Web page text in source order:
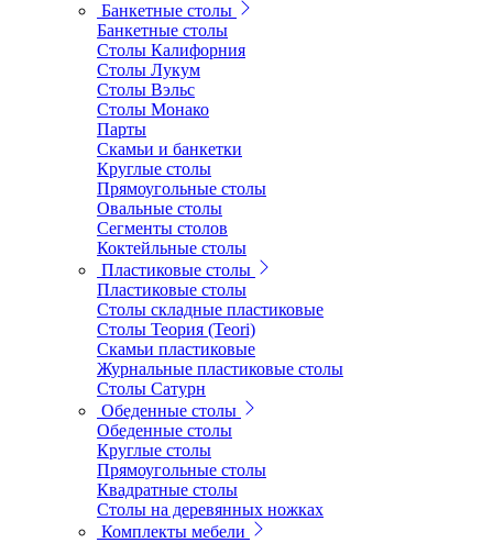
Банкетные столы
Банкетные столы
Столы Калифорния
Столы Лукум
Столы Вэльс
Столы Монако
Парты
Скамьи и банкетки
Круглые столы
Прямоугольные столы
Овальные столы
Сегменты столов
Коктейльные столы
Пластиковые столы
Пластиковые столы
Столы складные пластиковые
Столы Теория (Teori)
Скамьи пластиковые
Журнальные пластиковые столы
Столы Сатурн
Обеденные столы
Обеденные столы
Круглые столы
Прямоугольные столы
Квадратные столы
Столы на деревянных ножках
Комплекты мебели